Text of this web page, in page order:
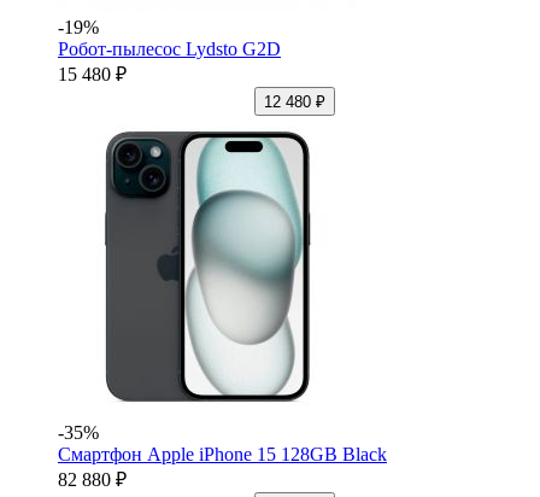
-19%
Робот-пылесос Lydsto G2D
15 480 ₽
12 480 ₽
-35%
Смартфон Apple iPhone 15 128GB Black
82 880 ₽